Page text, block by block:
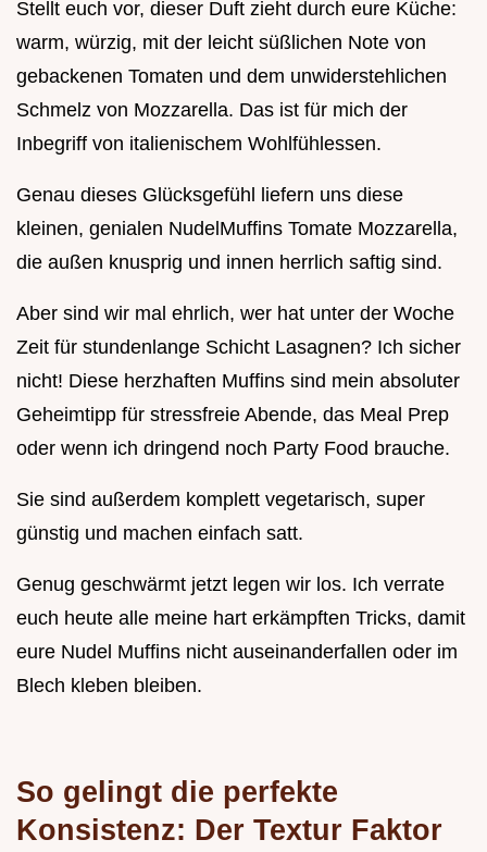
Stellt euch vor, dieser Duft zieht durch eure Küche:
warm, würzig, mit der leicht süßlichen Note von
gebackenen Tomaten und dem unwiderstehlichen
Schmelz von Mozzarella. Das ist für mich der
Inbegriff von italienischem Wohlfühlessen.
Genau dieses Glücksgefühl liefern uns diese
kleinen, genialen NudelMuffins Tomate Mozzarella,
die außen knusprig und innen herrlich saftig sind.
Aber sind wir mal ehrlich, wer hat unter der Woche
Zeit für stundenlange Schicht Lasagnen? Ich sicher
nicht! Diese herzhaften Muffins sind mein absoluter
Geheimtipp für stressfreie Abende, das Meal Prep
oder wenn ich dringend noch Party Food brauche.
Sie sind außerdem komplett vegetarisch, super
günstig und machen einfach satt.
Genug geschwärmt jetzt legen wir los. Ich verrate
euch heute alle meine hart erkämpften Tricks, damit
eure Nudel Muffins nicht auseinanderfallen oder im
Blech kleben bleiben.
So gelingt die perfekte
Konsistenz: Der Textur Faktor